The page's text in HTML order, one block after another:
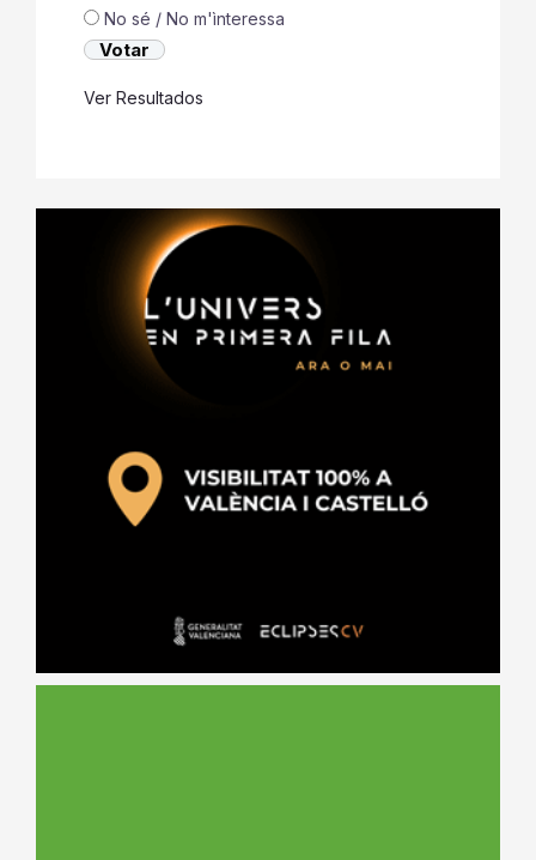
No sé / No m'ìnteressa
Ver Resultados